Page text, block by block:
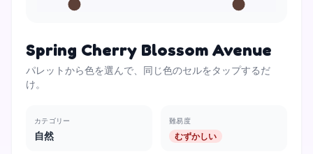
Spring Cherry Blossom Avenue
パレットから色を選んで、同じ色のセルをタップするだ
け。
カテゴリー
自然
難易度
むずかしい